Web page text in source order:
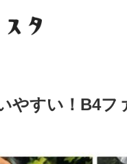
やすい！B4フ